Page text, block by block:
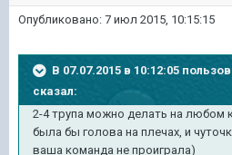
Опубликовано: 7 июл 2015, 10:15:15
В 07.07.2015 в 10:12:05
сказал:
2-4 трупа можно делать на любом
была бы голова на плечах, и
ваша команда не проиграла)